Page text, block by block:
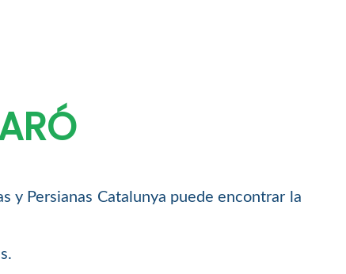
y Persianas Catalunya puede encontrar la